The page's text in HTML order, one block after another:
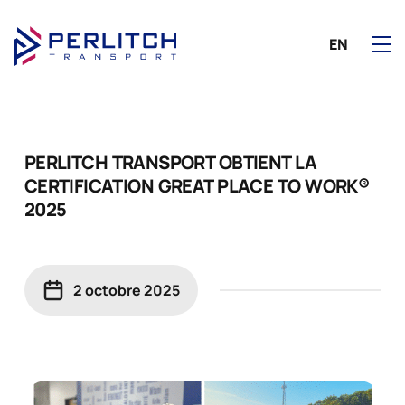
EN
PERLITCH TRANSPORT OBTIENT LA
CERTIFICATION GREAT PLACE TO WORK®
2025
2 octobre 2025